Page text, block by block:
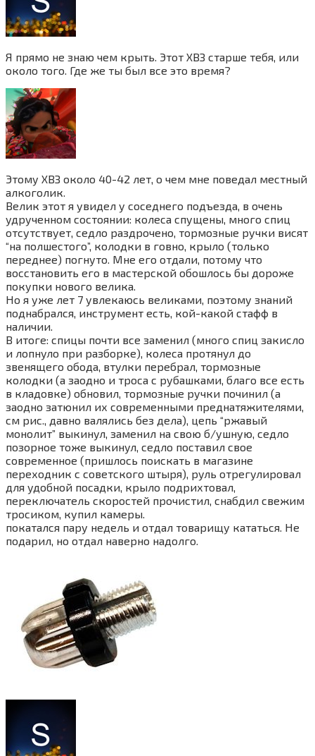
Я прямо не знаю чем крыть. Этот ХВЗ старше тебя, или
около того. Где же ты был все это время?
Этому ХВЗ около 40-42 лет, о чем мне поведал местный
алкоголик.
Велик этот я увидел у соседнего подъезда, в очень
удрученном состоянии: колеса спущены, много спиц
отсутствует, седло раздрочено, тормозные ручки висят
“на полшестого”, колодки в говно, крыло (только
переднее) погнуто. Мне его отдали, потому что
восстановить его в мастерской обошлось бы дороже
покупки нового велика.
Но я уже лет 7 увлекаюсь великами, поэтому знаний
поднабрался, инструмент есть, кой-какой стафф в
наличии.
В итоге: спицы почти все заменил (много спиц закисло
и лопнуло при разборке), колеса протянул до
звенящего обода, втулки перебрал, тормозные
колодки (а заодно и троса с рубашками, благо все есть
в кладовке) обновил, тормозные ручки починил (а
заодно затюнил их современными преднатяжителями,
см рис., давно валялись без дела), цепь “ржавый
монолит” выкинул, заменил на свою б/ушную, седло
позорное тоже выкинул, седло поставил свое
современное (пришлось поискать в магазине
переходник с советского штыря), руль отрегулировал
для удобной посадки, крыло подрихтовал,
переключатель скоростей прочистил, снабдил свежим
тросиком, купил камеры.
покатался пару недель и отдал товарищу кататься. Не
подарил, но отдал наверно надолго.